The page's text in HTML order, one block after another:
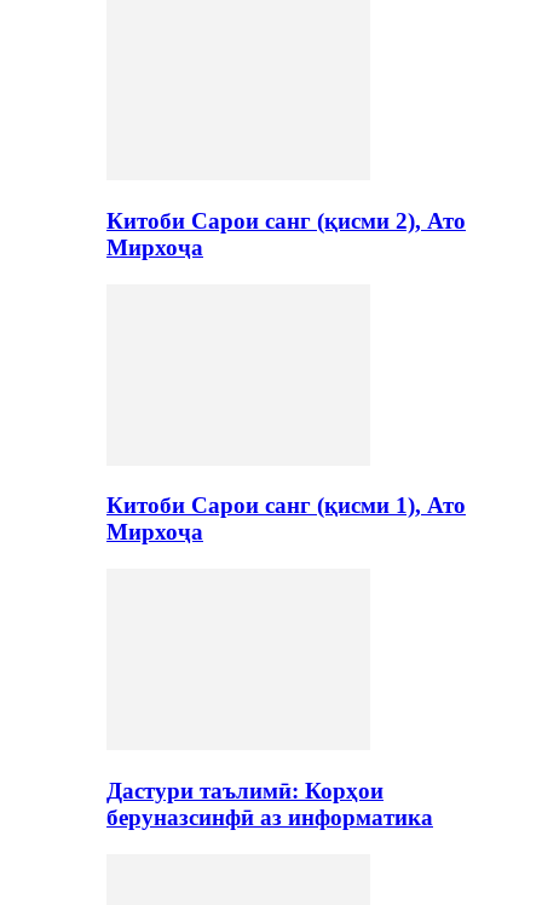
Китоби Сарои санг (қисми 2), Ато
Мирхоҷа
Китоби Сарои санг (қисми 1), Ато
Мирхоҷа
Дастури таълимӣ: Корҳои
беруназсинфӣ аз информатика